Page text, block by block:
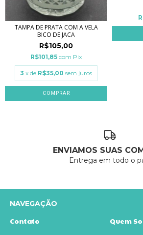
TAMPA DE PRATA COM A VELA
BICO DE JACA
R$105,00
R$101,85 com Pix
3 x de R$35,00 sem juros
COMPRAR
ENVIAMOS SUAS
Entrega em todo o
NAVEGAÇÃO
Contato Quem